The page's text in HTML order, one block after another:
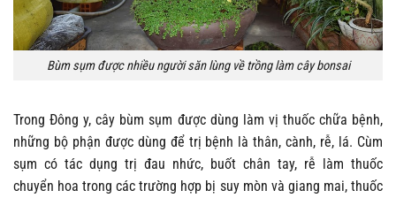
Bùm sụm được nhiều người săn lùng về trồng làm cây bonsai
Trong Đông y, cây bùm sụm được dùng làm vị thuốc chữa bệnh,
những bộ phận được dùng để trị bệnh là thân, cành, rễ, lá. Cùm
sụm có tác dụng trị đau nhức, buốt chân tay, rễ làm thuốc
chuyển hoa trong các trường hợp bị suy mòn và giang mai, thuốc